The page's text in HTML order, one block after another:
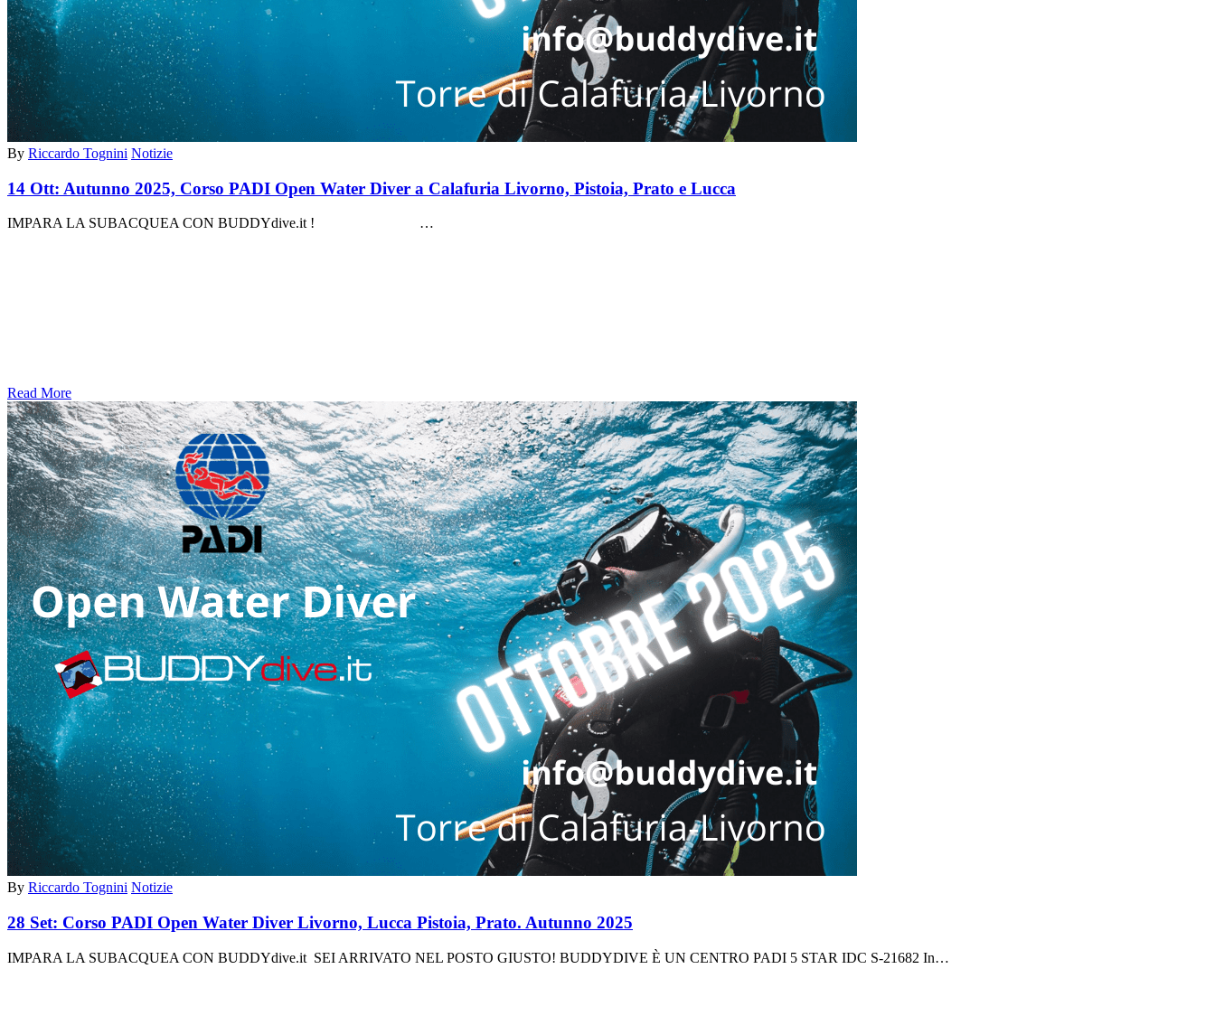
By Riccardo Tognini Notizie
14 Ott: Autunno 2025, Corso PADI Open Water Diver a Calafuria Livorno, Pistoia, Prato e Lucca
IMPARA LA SUBACQUEA CON BUDDYdive.it ! …
Read More
By Riccardo Tognini Notizie
28 Set: Corso PADI Open Water Diver Livorno, Lucca Pistoia, Prato. Autunno 2025
IMPARA LA SUBACQUEA CON BUDDYdive.it SEI ARRIVATO NEL POSTO GIUSTO! BUDDYDIVE È UN CENTRO PADI 5 STAR IDC S-21682 In…